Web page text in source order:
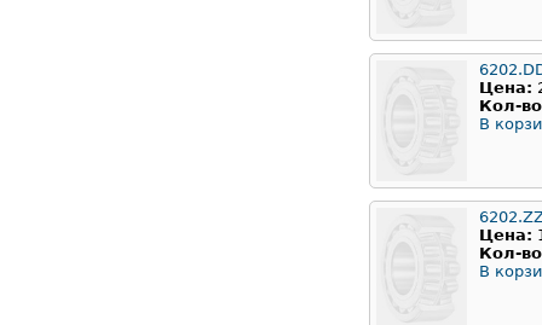
Цена:
Кол-
В
Цена:
Кол-
В